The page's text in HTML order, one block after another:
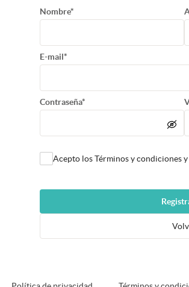
Nombre*
E-mail*
Contraseña*
Acepto los Términos y condiciones